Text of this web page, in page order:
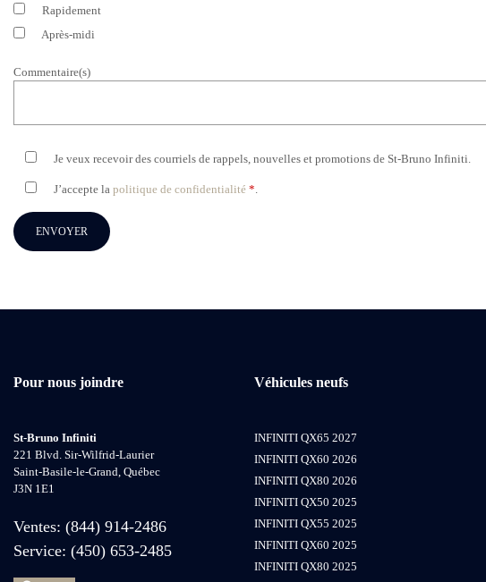
Rapidement
Après-midi
Commentaire(s)
Je veux recevoir des courriels de rappels, nouvelles et promotions de St-Bruno Infiniti.
J’accepte la politique de confidentialité *
Pour nous joindre
St-Bruno Infiniti
221 Blvd. Sir-Wilfrid-Laurier
Saint-Basile-le-Grand Québec
J3N 1E1
Ventes: (844) 914-2486
Service: (450) 653-2485
Véhicules neufs
INFINITI QX65 2027
INFINITI QX60 2026
INFINITI QX80 2026
INFINITI QX50 2025
INFINITI QX55 2025
INFINITI QX60 2025
INFINITI QX80 2025